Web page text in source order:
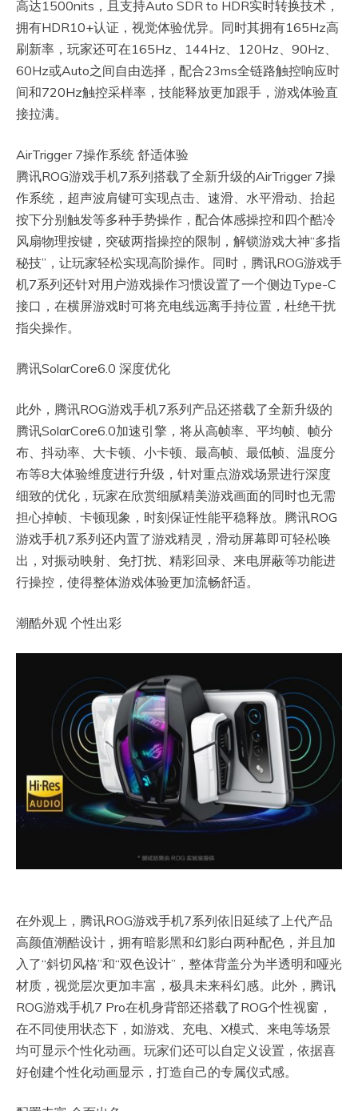
高达1500nits，且支持Auto SDR to HDR实时转换技术，
拥有HDR10+认证，视觉体验优异。同时其拥有165Hz高
刷新率，玩家还可在165Hz、144Hz、120Hz、90Hz、
60Hz或Auto之间自由选择，配合23ms全链路触控响应时
间和720Hz触控采样率，技能释放更加跟手，游戏体验直
接拉满。
AirTrigger 7操作系统 舒适体验
腾讯ROG游戏手机7系列搭载了全新升级的AirTrigger 7操
作系统，超声波肩键可实现点击、速滑、水平滑动、抬起
按下分别触发等多种手势操作，配合体感操控和四个酷冷
风扇物理按键，突破两指操控的限制，解锁游戏大神“多指
秘技”，让玩家轻松实现高阶操作。同时，腾讯ROG游戏手
机7系列还针对用户游戏操作习惯设置了一个侧边Type-C
接口，在横屏游戏时可将充电线远离手持位置，杜绝干扰
指尖操作。
腾讯SolarCore6.0 深度优化
此外，腾讯ROG游戏手机7系列产品还搭载了全新升级的
腾讯SolarCore6.0加速引擎，将从高帧率、平均帧、帧分
布、抖动率、大卡顿、小卡顿、最高帧、最低帧、温度分
布等8大体验维度进行升级，针对重点游戏场景进行深度
细致的优化，玩家在欣赏细腻精美游戏画面的同时也无需
担心掉帧、卡顿现象，时刻保证性能平稳释放。腾讯ROG
游戏手机7系列还内置了游戏精灵，滑动屏幕即可轻松唤
出，对振动映射、免打扰、精彩回录、来电屏蔽等功能进
行操控，使得整体游戏体验更加流畅舒适。
潮酷外观 个性出彩
在外观上，腾讯ROG游戏手机7系列依旧延续了上代产品
高颜值潮酷设计，拥有暗影黑和幻影白两种配色，并且加
入了“斜切风格”和“双色设计”，整体背盖分为半透明和哑光
材质，视觉层次更加丰富，极具未来科幻感。此外，腾讯
ROG游戏手机7 Pro在机身背部还搭载了ROG个性视窗，
在不同使用状态下，如游戏、充电、X模式、来电等场景
均可显示个性化动画。玩家们还可以自定义设置，依据喜
好创建个性化动画显示，打造自己的专属仪式感。